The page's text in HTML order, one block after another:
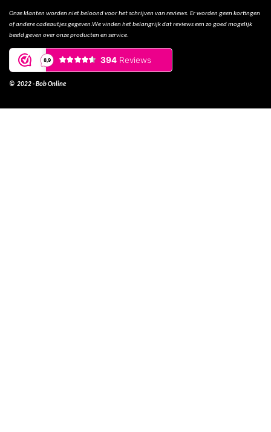
Onze klanten worden niet beloond voor het schrijven van reviews. Er worden geen kortingen
of andere cadeautjes gegeven.We vinden het belangrijk dat reviews een zo goed mogelijk
beeld geven over onze producten en service.
© 2022 - Bob Online